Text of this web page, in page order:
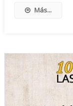
Más...